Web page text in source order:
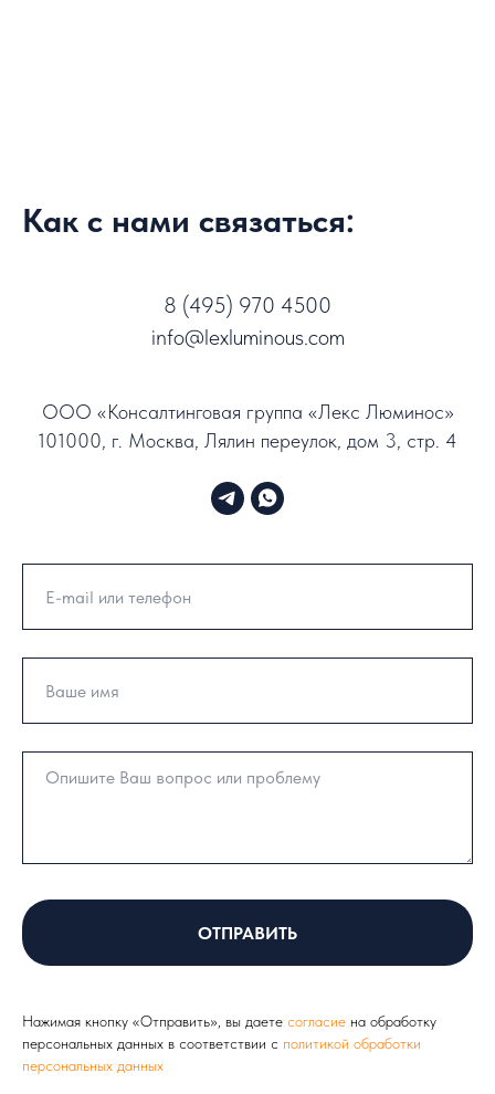
Как с нами связаться:
8 (495) 970 4500
info@lexluminous.com
ООО «Консалтинговая группа «Лекс Люминос»
101000, г. Москва, Лялин переулок, дом 3, стр. 4
ОТПРАВИТЬ
Нажимая кнопку «Отправить», вы даете согласие на обработку
персональных данных в соответствии с политикой обработки
персональных данных